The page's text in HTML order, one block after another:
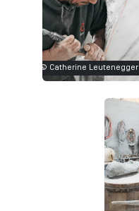
© Catherine Leutenegger